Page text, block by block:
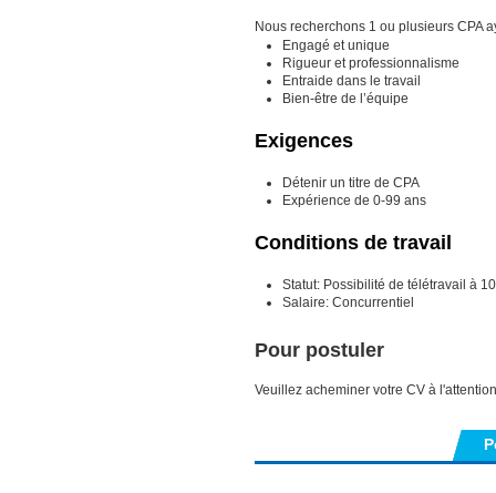
Nous recherchons 1 ou plusieurs CPA
Engagé et unique
Rigueur et professionnalisme
Entraide dans le travail
Bien-être de l’équipe
Exigences
Détenir un titre de CPA
Expérience de 0-99 ans
Conditions de travail
Statut: Possibilité de télétravail à
Salaire: Concurrentiel
Pour postuler
Veuillez acheminer votre CV à